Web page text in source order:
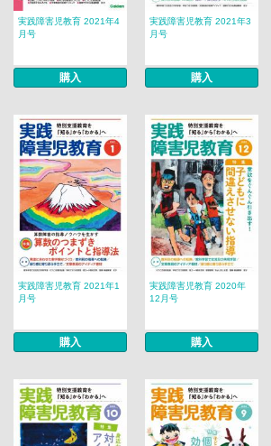
実践障害児教育 2021年4
月号
購入
実践障害児教育 2021年3
月号
購入
実践障害児教育 2021年1
月号
購入
実践障害児教育 2020年
12月号
購入